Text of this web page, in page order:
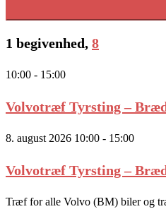
1 begivenhed, 8
10:00 - 15:00
Volvotræf Tyrsting –
8. august 2026 10:00 - 15:00
Volvotræf Tyrsting –
Træf for alle Volvo (BM) biler og